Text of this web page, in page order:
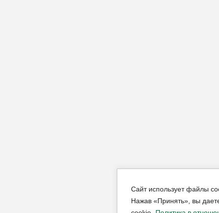
Сайт использует файлы
Нажав «Принять», вы